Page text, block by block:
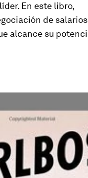
En este libro,
de
alcance su